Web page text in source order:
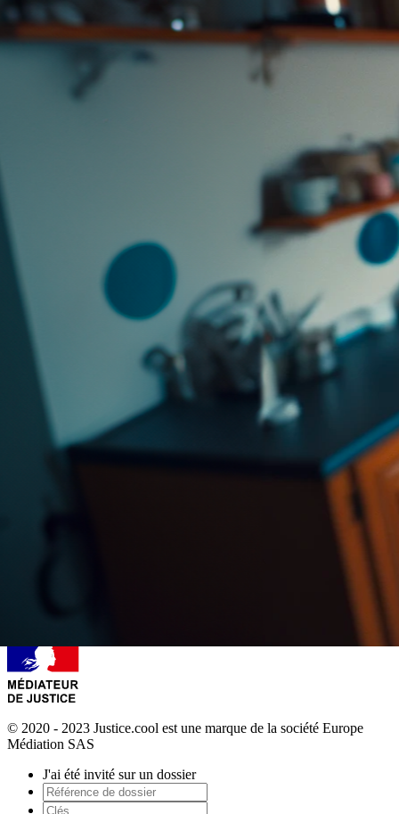
J’ai été invité sur un dossier
Connexion
Tarifs professionnels
© 2020 - 2023 Justice.cool est une marque de la société Europe
Médiation SAS
J'ai été invité sur un dossier